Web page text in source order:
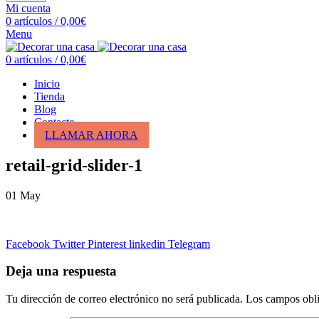
Mi cuenta
0 artículos / 0,00€
Menu
0 artículos / 0,00€
Inicio
Tienda
Blog
Contacto
LLAMAR AHORA
retail-grid-slider-1
01 May
Facebook Twitter Pinterest linkedin Telegram
Deja una respuesta
Tu dirección de correo electrónico no será publicada. Los campos